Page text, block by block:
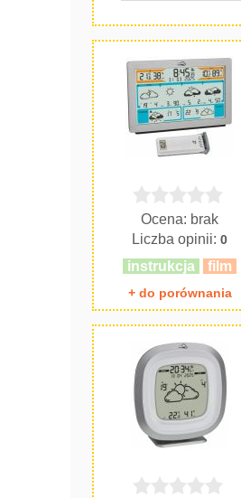
Ocena: brak
Liczba opinii:0
instrukcja film
+ do porównania